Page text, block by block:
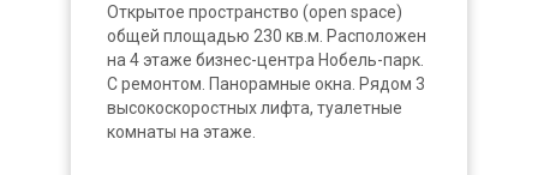
Открытое пространство (open space)
общей площадью 230 кв.м. Расположен
на 4 этаже бизнес-центра Нобель-парк.
С ремонтом. Панорамные окна. Рядом 3
высокоскоростных лифта, туалетные
комнаты на этаже.